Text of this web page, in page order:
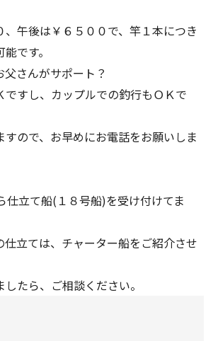
、午後は￥６５００で、竿１本につき
です。
さんがサポート？
ですし、カップルでの釣行もＯＫで
すので、お早めにお電話をお願いしま
仕立て船(１８号船)を受け付けてま
仕立ては、チャーター船をご紹介させ
たら、ご相談ください。